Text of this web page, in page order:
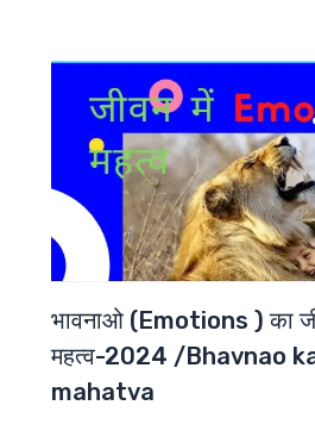
भावनाओ (Emotions ) का
महत्व-2024 /Bhavnao
mahatva